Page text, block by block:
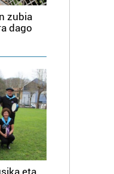
zubia
dago
eta